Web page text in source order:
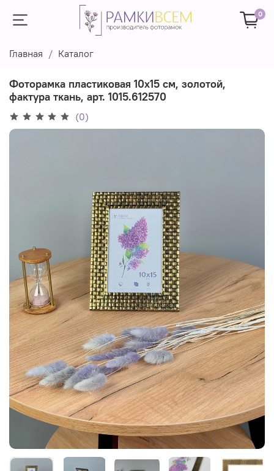
0
Главная Каталог
Фоторамка пластиковая 10х15 см, золотой,
фактура ткань, арт. 1015.612570
(0)